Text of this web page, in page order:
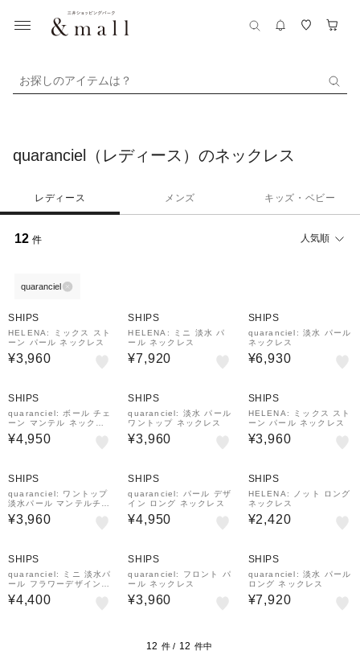
お探しのアイテムは？
quaranciel（レディース）のネックレス
レディース メンズ キッズ・ベビー
12 件 人気順
quaranciel
SHIPS
HELENA: ミックス スト
ーン パール ネックレス
¥3,960
SHIPS
HELENA: ミニ 淡水 パ
ール ネックレス
¥7,920
SHIPS
quaranciel: 淡水 パール
ネックレス
¥6,930
SHIPS
quaranciel: ボール チェ
ーン マンテル ネックレ
ス
¥4,950
SHIPS
quaranciel: 淡水 パール
ワントップ ネックレス
¥3,960
SHIPS
HELENA: ミックス スト
ーン パール ネックレス
¥3,960
SHIPS
quaranciel: ワントップ
淡水パール マンテルチェ
ーン ロング ネックレス
¥3,960
SHIPS
quaranciel: パール デザ
イン ロング ネックレス
¥4,950
SHIPS
HELENA: ノット ロング
ネックレス
¥2,420
SHIPS
quaranciel: ミニ 淡水パ
ール フラワーデザイン
ネックレス
¥4,400
SHIPS
quaranciel: フロント パ
ール ネックレス
¥3,960
SHIPS
quaranciel: 淡水 パール
ロング ネックレス
¥7,920
12 件 / 12 件中